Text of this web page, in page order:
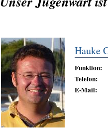
Hauke
Funktion:
Telefon:
E-Mail: